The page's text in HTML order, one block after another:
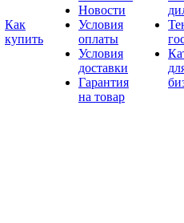
Как
купить
Новости
Условия
оплаты
Условия
доставки
Гарантия
на товар